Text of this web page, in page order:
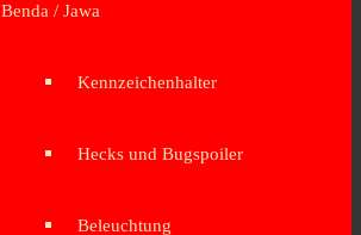
Benda / Jawa
Kennzeichenhalter
Hecks und Bugspoiler
Beleuchtung